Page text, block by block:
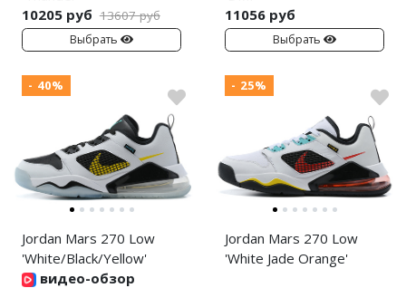
10205 руб 13607 руб
Выбрать
11056 руб
Выбрать
- 40%
Jordan Mars 270 Low
'White/Black/Yellow'
видео-обзор
- 25%
Jordan Mars 270 Low
'White Jade Orange'
Nike Dunk
Nike Shox
Nike P-6000
Nike Initiator
Nike Pegasus
Nike Precision
adidas Samba
adidas Gazelle
adidas Handball
adidas Adistar
adidas adiFOM
adidas Adizero
adidas Harden